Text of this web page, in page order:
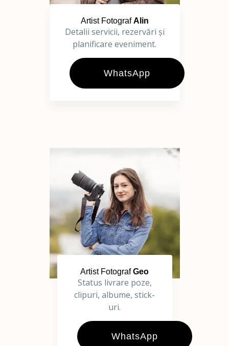
Artist FotografAlin
Detalii servicii, rezervări și
planificare eveniment.
WhatsApp
Artist FotografGeo
Status livrare poze,
clipuri, albume, stick-
uri.
WhatsApp